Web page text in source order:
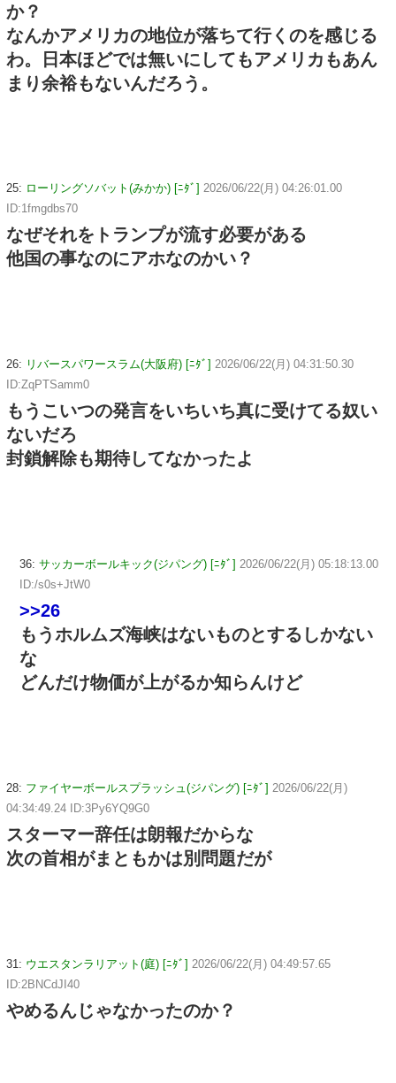
か？
なんかアメリカの地位が落ちて行くのを感じる
わ。日本ほどでは無いにしてもアメリカもあん
まり余裕もないんだろう。
25: ローリングソバット(みかか) [ﾆﾀﾞ] 2026/06/22(月) 04:26:01.00
ID:1fmgdbs70
なぜそれをトランプが流す必要がある
他国の事なのにアホなのかい？
26: リバースパワースラム(大阪府) [ﾆﾀﾞ] 2026/06/22(月) 04:31:50.30
ID:ZqPTSamm0
もうこいつの発言をいちいち真に受けてる奴い
ないだろ
封鎖解除も期待してなかったよ
36: サッカーボールキック(ジパング) [ﾆﾀﾞ] 2026/06/22(月) 05:18:13.00
ID:/s0s+JtW0
>>26
もうホルムズ海峡はないものとするしかない
な
どんだけ物価が上がるか知らんけど
28: ファイヤーボールスプラッシュ(ジパング) [ﾆﾀﾞ] 2026/06/22(月)
04:34:49.24 ID:3Py6YQ9G0
スターマー辞任は朗報だからな
次の首相がまともかは別問題だが
31: ウエスタンラリアット(庭) [ﾆﾀﾞ] 2026/06/22(月) 04:49:57.65
ID:2BNCdJI40
やめるんじゃなかったのか？